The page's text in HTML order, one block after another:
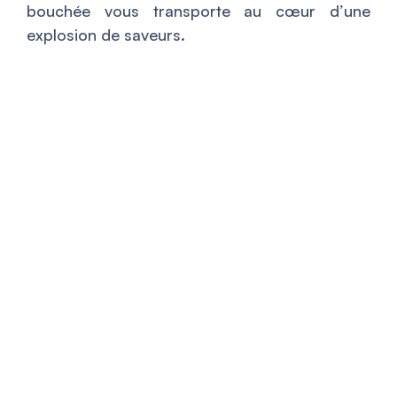
bouchée vous transporte au cœur d’une
explosion de saveurs.